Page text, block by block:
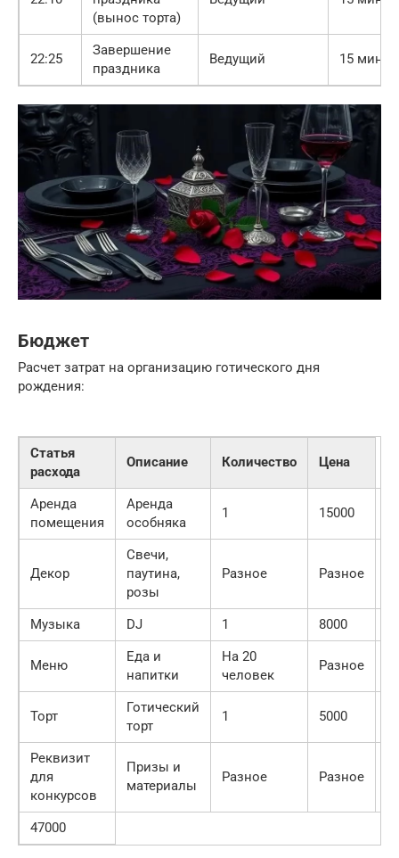
(вынос торта)
22:25
Завершение
праздника
Ведущий 15 минут
Бюджет
Расчет затрат на организацию готического дня
рождения:
Статья
расхода
Описание Количество Цена
Аренда
помещения
Аренда
особняка
1 15000
Декор
Свечи,
паутина,
розы
Разное Разное
Музыка DJ 1 8000
Меню
Еда и
напитки
На 20
человек
Разное
Торт
Готический
торт
1 5000
Реквизит
для
конкурсов
Призы и
материалы
Разное Разное
47000